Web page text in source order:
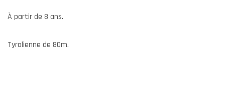
À partir de 8 ans.
Tyrolienne de 80m.